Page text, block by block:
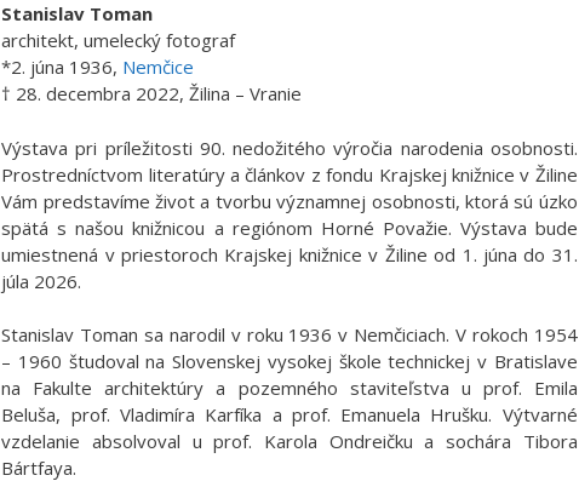
Stanislav Toman
architekt, umelecký fotograf
*2. júna 1936, Nemčice
† 28. decembra 2022, Žilina – Vranie
Výstava pri príležitosti 90. nedožitého výročia narodenia osobnosti.
Prostredníctvom literatúry a článkov z fondu Krajskej knižnice v Žiline
Vám predstavíme život a tvorbu významnej osobnosti, ktorá sú úzko
spätá s našou knižnicou a regiónom Horné Považie. Výstava bude
umiestnená v priestoroch Krajskej knižnice v Žiline od 1. júna do 31.
júla 2026.
Stanislav Toman sa narodil v roku 1936 v Nemčiciach. V rokoch 1954
– 1960 študoval na Slovenskej vysokej škole technickej v Bratislave
na Fakulte architektúry a pozemného staviteľstva u prof. Emila
Beluša, prof. Vladimíra Karfíka a prof. Emanuela Hrušku. Výtvarné
vzdelanie absolvoval u prof. Karola Ondreičku a sochára Tibora
Bártfaya.